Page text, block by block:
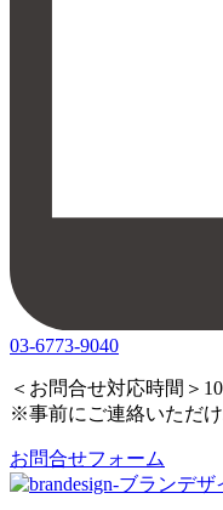
03-6773-9040
＜お問合せ対応時間＞
※事前にご連絡いただ
お問合せフォーム